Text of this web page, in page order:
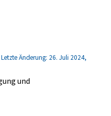
Letzte Änderung: 26. Juli 2024,
und